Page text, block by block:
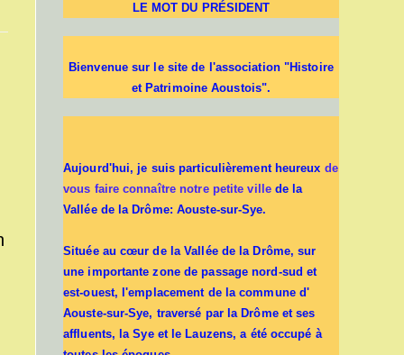
LE MOT DU PRÉSIDENT
Bienvenue sur le site de l'association "Histoire
et Patrimoine Aoustois".
Aujourd'hui, je suis particulièrement heureux de
vous faire connaître notre petite villede la
Vallée de la Drôme: Aouste-sur-Sye.
Située au cœur de la Vallée de la Drôme, sur
une importante zone de passage nord-sud et
est-ouest, l'emplacement de la commune d'
Aouste-sur-Sye, traversé par la Drôme et ses
affluents, la Sye et le Lauzens, a été occupé à